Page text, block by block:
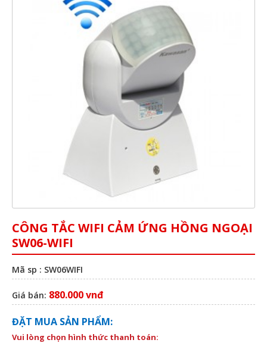
CÔNG TẮC WIFI CẢM ỨNG HỒNG NGOẠI
SW06-WIFI
Mã sp : SW06WIFI
Giá bán: 880.000 vnđ
ĐẶT MUA SẢN PHẨM:
Vui lòng chọn hình thức thanh toán: